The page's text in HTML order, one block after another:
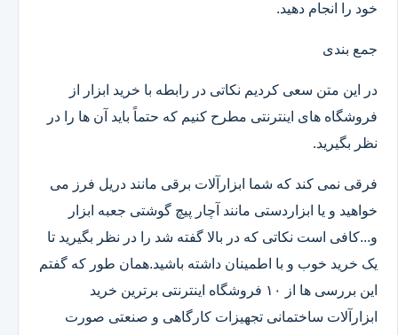
خود را انجام دهید.
جمع بندی
در این متن سعی کردیم نکاتی در رابطه با خرید ابزار از
فروشگاه های اینترنتی مطرح کنیم که حتماً باید آن ها را در
نظر بگیرید.
فرقی نمی کند که شما ابزارآلات برقی مانند دریل فرز می
خواهید و یا ابزاردستی مانند آچار پیچ گوشتی جعبه ابزار
و...کافی است نکاتی که در بالا گفته شد را در نظر بگیرید تا
یک خرید خوب و با اطمینان داشته باشید.همان طور که گفتم
این بررسی ها از ۱۰ فروشگاه اینترنتی برترین خرید
ابزارآلات ساختمانی تجهیزات کارگاهی و صنعتی صورت